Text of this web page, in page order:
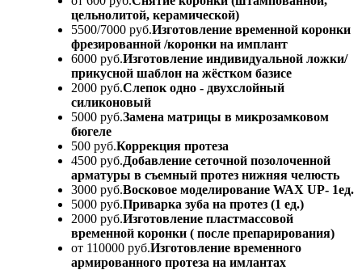
цельнолитой, керамической)
5500/7000 руб.Изготовление временной коронки
фрезированной /коронки на имплант
6000 руб.Изготовление индивидуальной ложки/
прикусной шаблон на жёстком базисе
2000 руб.Слепок одно - двухслойный
силиконовый
5000 руб.Замена матрицы в микрозамковом
бюгеле
500 руб.Коррекция протеза
4500 руб.Добавление сеточной позолоченной
арматуры в съемный протез нижняя челюсть
3000 руб.Восковое моделирование WAX UP- 1ед.
5000 руб.Приварка зуба на протез (1 ед.)
2000 руб.Изготовление пластмассовой
временной коронки ( после препарирования)
от 110000 руб.Изготовление временного
армированного протеза на имлантах